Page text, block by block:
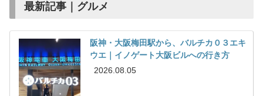
最新記事｜グルメ
阪神・大阪梅田駅から、バルチカ０３エキ
ウエ｜イノゲート大阪ビルへの行き方
2026.08.05